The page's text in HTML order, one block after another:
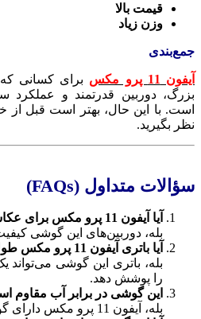
قیمت بالا
وزن زیاد
جمع‌بندی
آیفون 11 پرو مکس
برای کسانی
بزرگ، دوربین قدرتمند و عملکرد
است. با این حال، بهتر است قبل از
نظر بگیرید.
سؤالات متداول (FAQs)
آیا آیفون 11 پرو مکس برای عکاسی مناسب است؟
بله، دوربین‌های این گوشی کیفیت
آیا باتری آیفون 11 پرو مکس طول عمر مناسبی دارد؟
بله، باتری این گوشی
را پوشش دهد.
این گوشی در برابر آب مقاوم
بله، آیفون 11 پرو مکس دارای گواهینامه IP68 است.